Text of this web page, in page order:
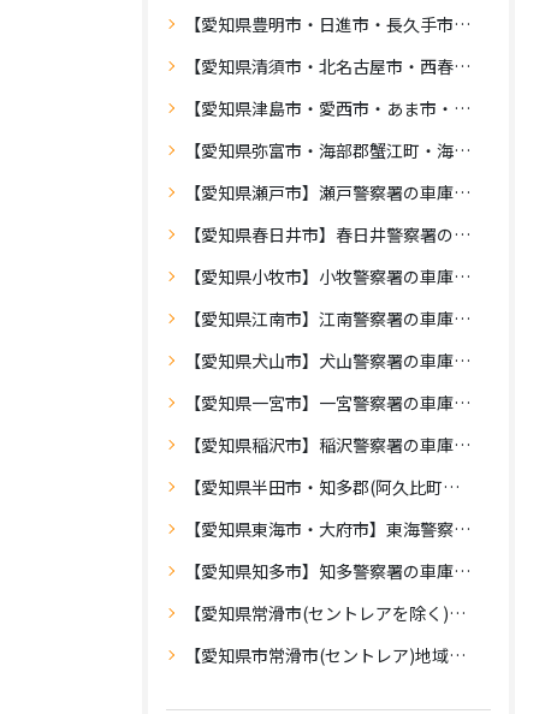
【愛知県豊明市・日進市・長久手市・愛知郡東郷町】愛知警察署の車庫証明
【愛知県清須市・北名古屋市・西春日井郡豊山町】西枇杷島警察署の車庫証明
【愛知県津島市・愛西市・あま市・海部郡大治町】津島警察署の車庫証明
【愛知県弥富市・海部郡蟹江町・海部郡飛島村】蟹江警察署の車庫証明
【愛知県瀬戸市】瀬戸警察署の車庫証明
【愛知県春日井市】春日井警察署の車庫証明
【愛知県小牧市】小牧警察署の車庫証明
【愛知県江南市】江南警察署の車庫証明
【愛知県犬山市】犬山警察署の車庫証明
【愛知県一宮市】一宮警察署の車庫証明
【愛知県稲沢市】稲沢警察署の車庫証明
【愛知県半田市・知多郡(阿久比町・武豊町・東浦町・美浜町・南知多町)】半田警察署の車庫証明
【愛知県東海市・大府市】東海警察署の車庫証明
【愛知県知多市】知多警察署の車庫証明
【愛知県常滑市(セントレアを除く)】常滑警察署の車庫証明
【愛知県市常滑市(セントレア)地域】中部空港警察署の車庫証明